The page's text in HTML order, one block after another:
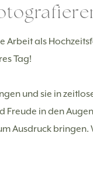
Arbeit als
Tag!
und sie in
in den
Ausdruck bringen.